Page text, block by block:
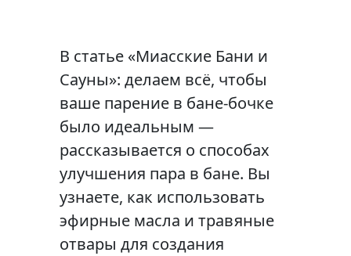
В статье «Миасские Бани и
Сауны»: делаем всё, чтобы
ваше парение в бане-бочке
было идеальным —
рассказывается о способах
улучшения пара в бане. Вы
узнаете, как использовать
эфирные масла и травяные
отвары для создания